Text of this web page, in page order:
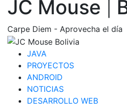
JC Mouse
Carpe Diem - Aprovecha el día
JAVA
PROYECTOS
ANDROID
NOTICIAS
DESARROLLO WEB